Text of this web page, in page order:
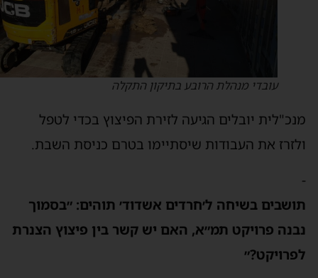
עובדי מנהלת הרובע בתיקון התקלה
יובלים הגיעה לזירת הפיצוץ בכדי לטפל
את העבודות שיסתיימו בטרם כניסת השבת.
בשיחה ל׳חרדים אשדוד׳ תוהים: ״בסמוך
פרויקט תמ״א, האם יש קשר בין פיצוץ הצנרת